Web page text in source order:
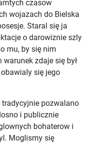
czasow
wojazach do Bielska
Staral się ja
o darowiznie szly
mu, by się nim
zdaje się był
się jego
pozwalano
i publicznie
bohaterow i
Moglismy się